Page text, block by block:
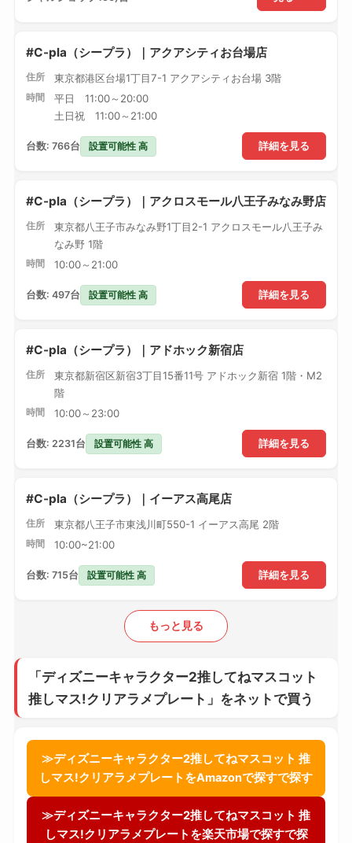
#C-pla（シープラ）｜アクアシティお台場店
住所 東京都港区台場1丁目7-1 アクアシティお台場 3階
時間
平日 11:00～20:00
土日祝 11:00～21:00
詳細を見る
台数: 766台 設置可能性 高
#C-pla（シープラ）｜アクロスモール八王子みなみ野店
住所
東京都八王子市みなみ野1丁目2-1 アクロスモール八王子み
なみ野 1階
時間 10:00～21:00
詳細を見る
台数: 497台 設置可能性 高
#C-pla（シープラ）｜アドホック新宿店
住所
東京都新宿区新宿3丁目15番11号 アドホック新宿 1階・M2
階
時間 10:00～23:00
詳細を見る
台数: 2231台 設置可能性 高
#C-pla（シープラ）｜イーアス高尾店
住所 東京都八王子市東浅川町550-1 イーアス高尾 2階
時間 10:00~21:00
詳細を見る
台数: 715台 設置可能性 高
もっと見る
「ディズニーキャラクター2推してねマスコット
推しマス!クリアラメプレート」をネットで買う
≫ディズニーキャラクター2推してねマスコット 推
しマス!クリアラメプレートをAmazonで探すで探す
≫ディズニーキャラクター2推してねマスコット 推
しマス!クリアラメプレートを楽天市場で探すで探